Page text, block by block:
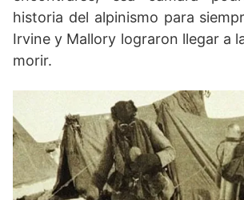
historia del alpinismo para
Irvine y Mallory lograron llegar a
morir.